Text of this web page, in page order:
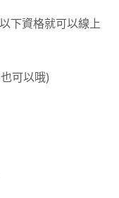
下資格就可以線上
可以哦)